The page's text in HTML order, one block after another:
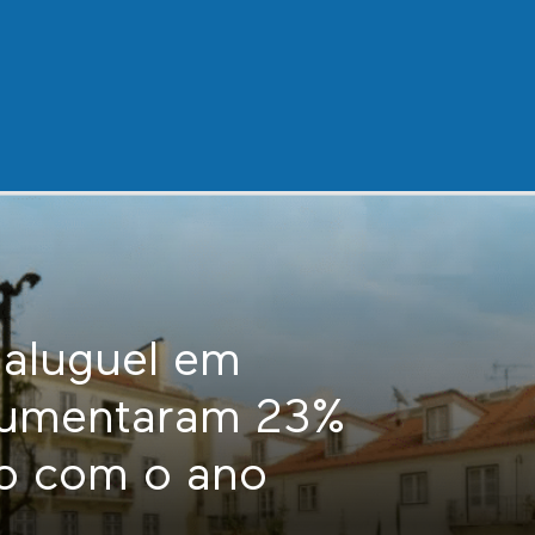
em
23%
com o ano